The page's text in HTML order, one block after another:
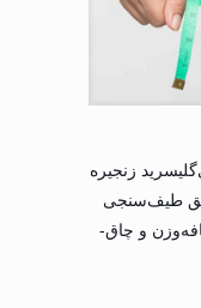
زنجیره
طیف‌سنجی
و چاق-